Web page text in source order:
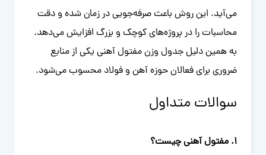
می‌آید. این روش باعث صرفه‌جویی در زمان شده و دقت
محاسبات را در پروژه‌های کوچک و بزرگ افزایش می‌دهد.
به همین دلیل جدول وزن مفتول آهنی یکی از منابع
ضروری برای فعالان حوزه آهن و فولاد محسوب می‌شود.
سوالات متداول
1. مفتول آهنی چیست؟